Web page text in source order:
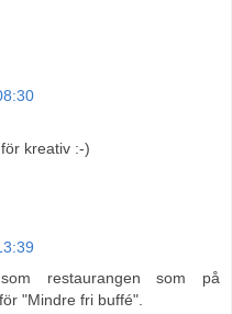
kreativ :-)
restaurangen som på
"Mindre fri buffé".